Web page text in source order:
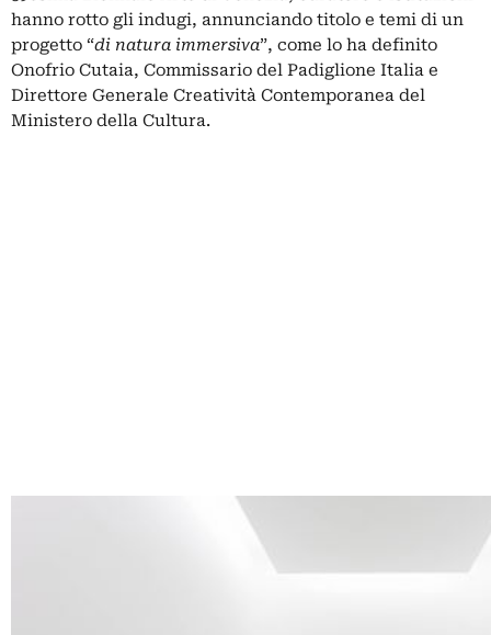
hanno rotto gli indugi, annunciando titolo e temi di un
progetto “di natura immersiva”, come lo ha definito
Onofrio Cutaia, Commissario del Padiglione Italia e
Direttore Generale Creatività Contemporanea del
Ministero della Cultura.